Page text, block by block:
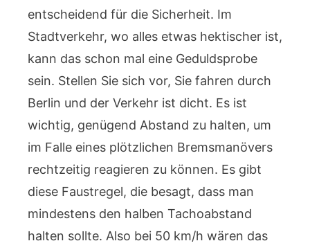
entscheidend für die Sicherheit. Im
Stadtverkehr, wo alles etwas hektischer ist,
kann das schon mal eine Geduldsprobe
sein. Stellen Sie sich vor, Sie fahren durch
Berlin und der Verkehr ist dicht. Es ist
wichtig, genügend Abstand zu halten, um
im Falle eines plötzlichen Bremsmanövers
rechtzeitig reagieren zu können. Es gibt
diese Faustregel, die besagt, dass man
mindestens den halben Tachoabstand
halten sollte. Also bei 50 km/h wären das